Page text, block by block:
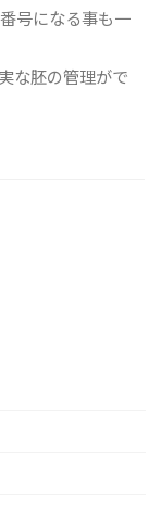
号になる事も一
な胚の管理がで